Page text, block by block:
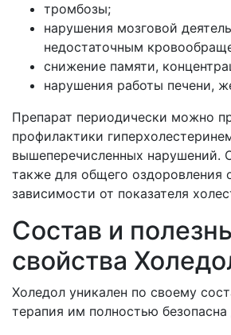
тромбозы;
нарушения мозговой
недостаточным
снижение памяти,
нарушения работы печени,
Препарат периодически можно
профилактики
вышеперечисленных нарушений.
также для общего оздоровления
зависимости от показателя
Состав и
свойства
Холедол уникален по своему
терапия им полностью